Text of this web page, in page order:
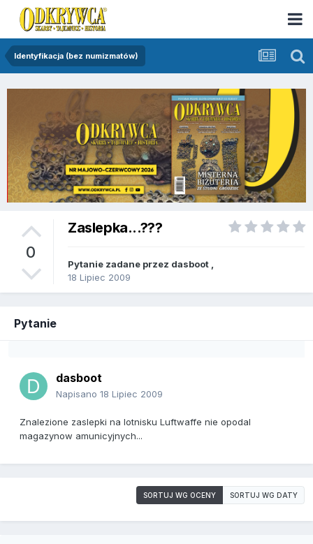
Identyfikacja (bez numizmatów)
0
Zaslepka...???
Pytanie zadane przez dasboot
18 Lipiec 2009
Pytanie
dasboot
Napisano 18 Lipiec 2009
Znalezione zaslepki na lotnisku Luftwaffe nie opodal
magazynow amunicyjnych...
SORTUJ WG OCENY SORTUJ WG DATY